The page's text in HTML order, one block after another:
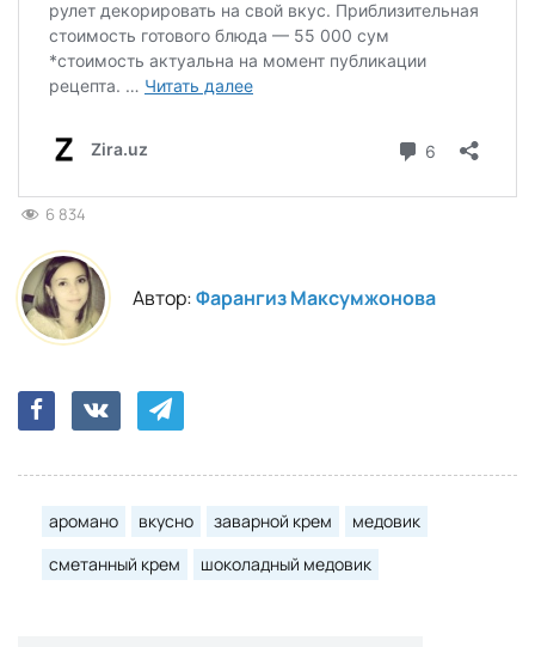
6 834
Автор:Фарангиз Максумжонова
аромано вкусно заварной крем
медовик
сметанный крем
шоколадный медовик